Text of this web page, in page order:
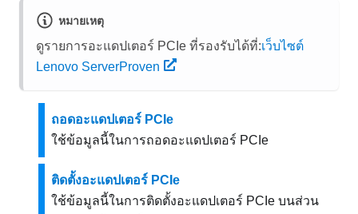
หมายเหตุ
ดูรายการอะแดปเตอร์ PCIe ที่รองรับได้ที่:เว็บไซต์
Lenovo ServerProven
ถอดอะแดปเตอร์ PCIe
ใช้ข้อมูลนี้ในการถอดอะแดปเตอร์ PCIe
ติดตั้งอะแดปเตอร์ PCIe
ใช้ข้อมูลนี้ในการติดตั้งอะแดปเตอร์ PCIe บนส่วน